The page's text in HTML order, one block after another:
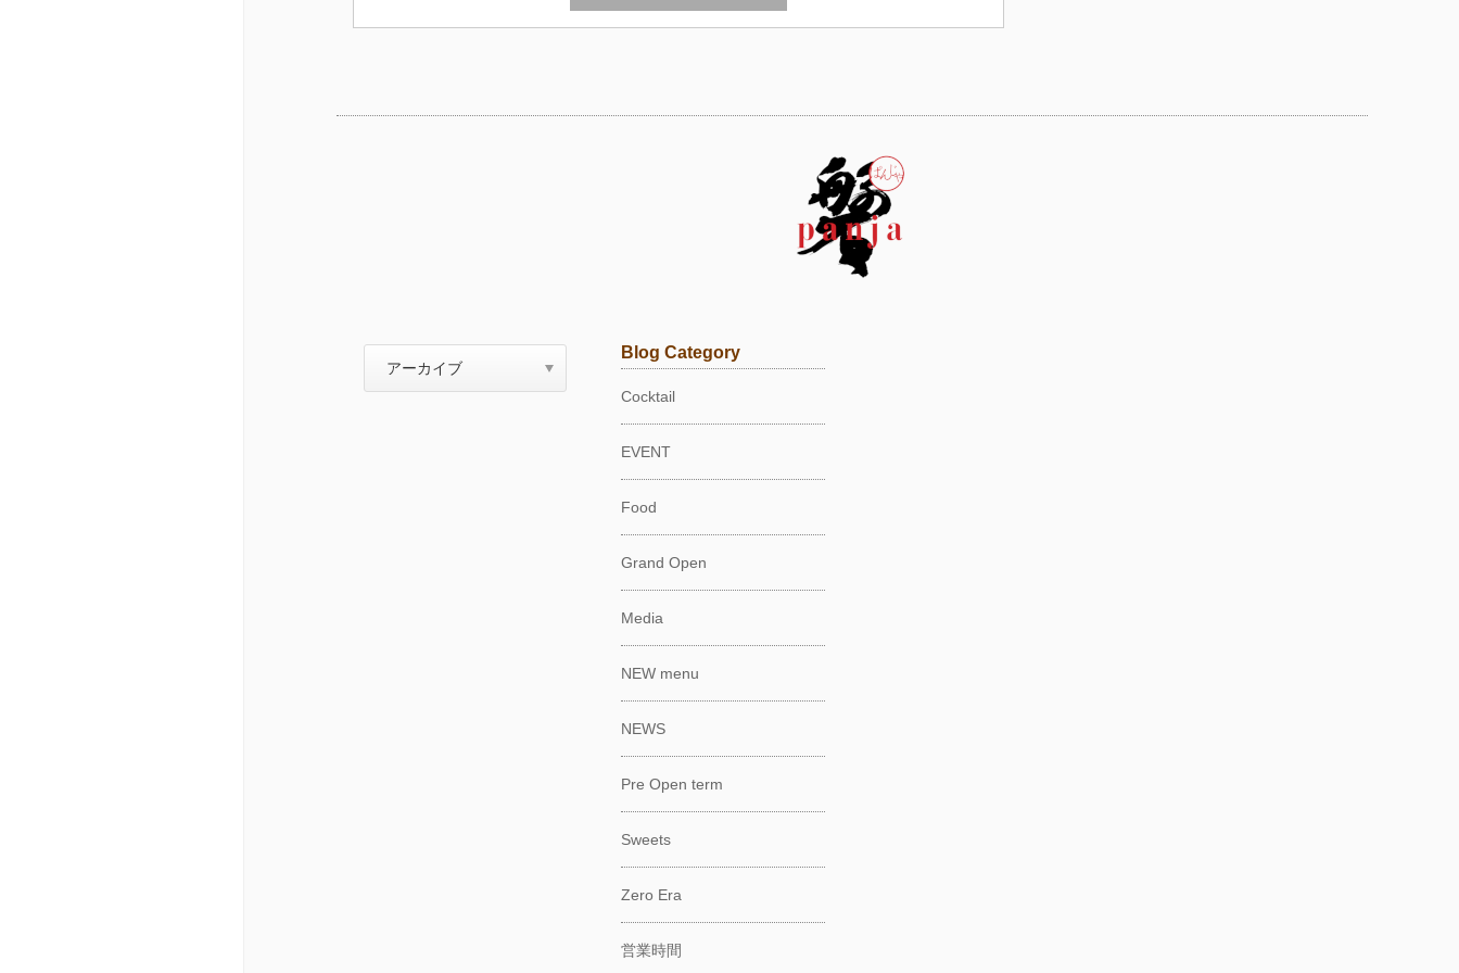
Blog Category
Cocktail
EVENT
Food
Grand Open
Media
NEW menu
NEWS
Pre Open term
Sweets
Zero Era
営業時間